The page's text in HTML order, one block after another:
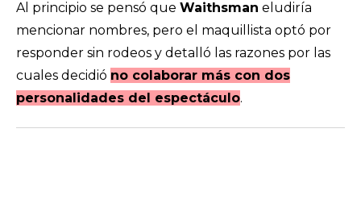
Al principio se pensó que Waithsman eludiría
mencionar nombres, pero el maquillista optó por
responder sin rodeos y detalló las razones por las
cuales decidió no colaborar más con dos
personalidades del espectáculo.